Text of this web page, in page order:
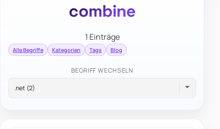
combine
1 Einträge
Alle Begriffe Kategorien Tags Blog
BEGRIFF WECHSELN